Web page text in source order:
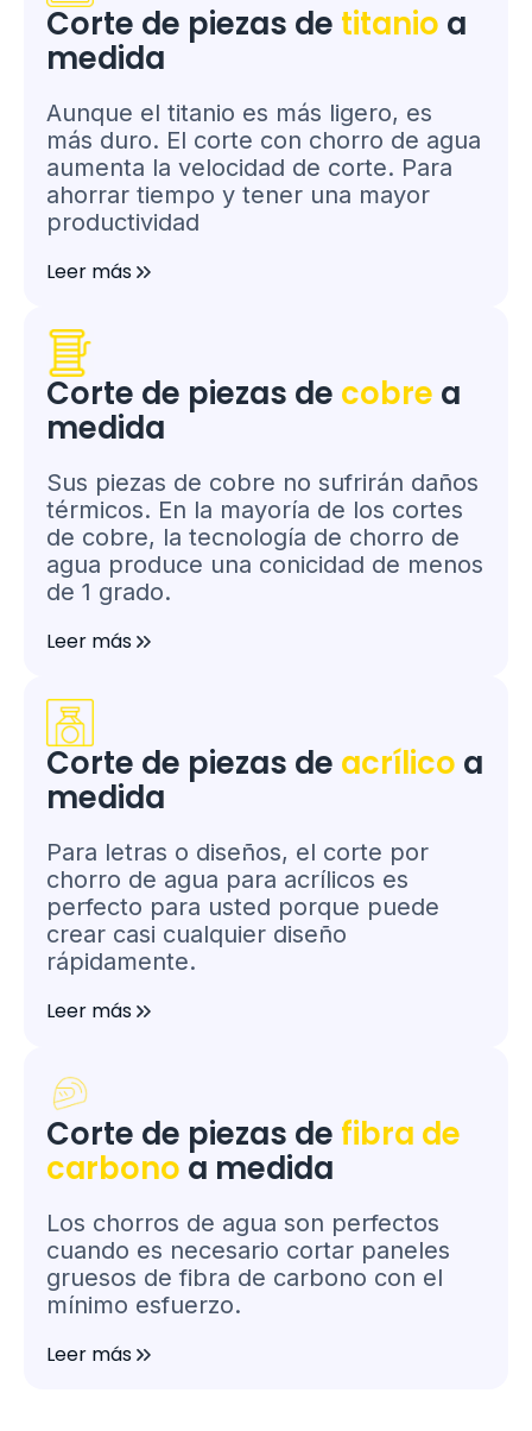
Corte de piezas de titanio a
medida
Aunque el titanio es más ligero, es
más duro. El corte con chorro de agua
aumenta la velocidad de corte. Para
ahorrar tiempo y tener una mayor
productividad
Leer más
Corte de piezas de cobre a
medida
Sus piezas de cobre no sufrirán daños
térmicos. En la mayoría de los cortes
de cobre, la tecnología de chorro de
agua produce una conicidad de menos
de 1 grado.
Leer más
Corte de piezas de acrílico a
medida
Para letras o diseños, el corte por
chorro de agua para acrílicos es
perfecto para usted porque puede
crear casi cualquier diseño
rápidamente.
Leer más
Corte de piezas de fibra de
carbono a medida
Los chorros de agua son perfectos
cuando es necesario cortar paneles
gruesos de fibra de carbono con el
mínimo esfuerzo.
Leer más